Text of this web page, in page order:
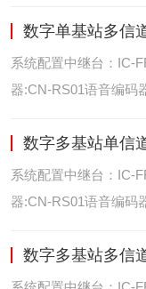
位/室内定位艾可慕数
位功能是艾可慕数字
数字单基站多信
系统配置中继台：IC-
器:CN-RS01语音编码
室内定位艾可慕数字
能是艾可慕数字系统的
数字多基站单信
系统配置中继台：IC-
器:CN-RS01语音编码
通过IP网络互联，通
延伸到世界的每一个
数字多基站多信